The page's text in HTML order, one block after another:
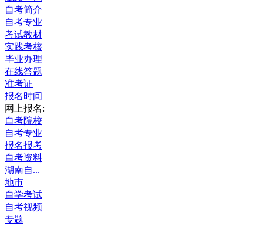
自考简介
自考专业
考试教材
实践考核
毕业办理
在线答题
准考证
报名时间
网上报名:
自考院校
自考专业
报名报考
自考资料
湖南自...
地市
自学考试
自考视频
专题